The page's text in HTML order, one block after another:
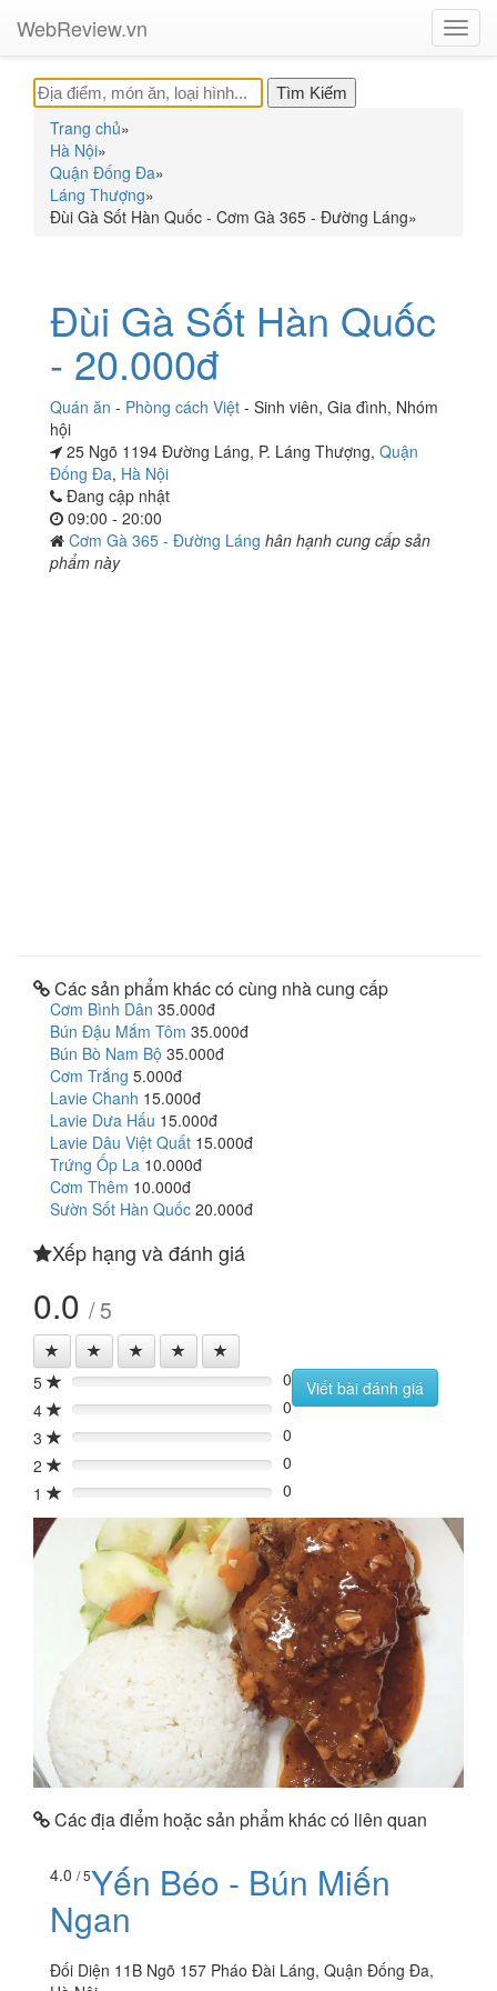
WebReview.vn
Trang chủ»
Hà Nội»
Quận Đống Đa»
Láng Thượng»
Đùi Gà Sốt Hàn Quốc - Cơm Gà 365 - Đường Láng»
Đùi Gà Sốt Hàn Quốc
- 20.000đ
Quán ăn - Phòng cách Việt - Sinh viên, Gia đình, Nhóm
hội
25 Ngõ 1194 Đường Láng, P. Láng Thượng, Quận
Đống Đa, Hà Nội
Đang cập nhật
09:00 - 20:00
Cơm Gà 365 - Đường Láng hân hạnh cung cấp sản
phẩm này
Các sản phẩm khác có cùng nhà cung cấp
Cơm Bình Dân 35.000đ
Bún Đậu Mắm Tôm 35.000đ
Bún Bò Nam Bộ 35.000đ
Cơm Trắng 5.000đ
Lavie Chanh 15.000đ
Lavie Dưa Hấu 15.000đ
Lavie Dâu Việt Quất 15.000đ
Trứng Ốp La 10.000đ
Cơm Thêm 10.000đ
Sườn Sốt Hàn Quốc 20.000đ
Xếp hạng và đánh giá
0.0 / 5
5 0%
0
4
0%
0
3
0%
0
2
0%
0
1
0% 0
Viết bài đánh giá
Các địa điểm hoặc sản phẩm khác có liên quan
4.0 / 5Yến Béo - Bún Miến
Ngan
Đối Diện 11B Ngõ 157 Pháo Đài Láng, Quận Đống Đa,